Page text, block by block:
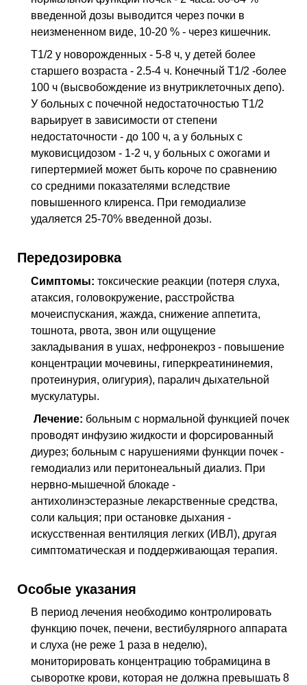
введенной дозы выводится через почки в
неизмененном виде, 10-20 % - через кишечник.
Т1/2 у новорожденных - 5-8 ч, у детей более
старшего возраста - 2.5-4 ч. Конечный Т1/2 -более
100 ч (высвобождение из внутриклеточных депо).
У больных с почечной недостаточностью Т1/2
варьирует в зависимости от степени
недостаточности - до 100 ч, а у больных с
муковисцидозом - 1-2 ч, у больных с ожогами и
гипертермией может быть короче по сравнению
со средними показателями вследствие
повышенного клиренса. При гемодиализе
удаляется 25-70% введенной дозы.
Передозировка
Симптомы: токсические реакции (потеря слуха,
атаксия, головокружение, расстройства
мочеиспускания, жажда, снижение аппетита,
тошнота, рвота, звон или ощущение
закладывания в ушах, нефронекроз - повышение
концентрации мочевины, гиперкреатининемия,
протеинурия, олигурия), паралич дыхательной
мускулатуры.
Лечение: больным с нормальной функцией почек
проводят инфузию жидкости и форсированный
диурез; больным с нарушениями функции почек -
гемодиализ или перитонеальный диализ. При
нервно-мышечной блокаде -
антихолинэстеразные лекарственные средства,
соли кальция; при остановке дыхания -
искусственная вентиляция легких (ИВЛ), другая
симптоматическая и поддерживающая терапия.
Особые указания
В период лечения необходимо контролировать
функцию почек, печени, вестибулярного аппарата
и слуха (не реже 1 раза в неделю),
мониторировать концентрацию тобрамицина в
сыворотке крови, которая не должна превышать 8